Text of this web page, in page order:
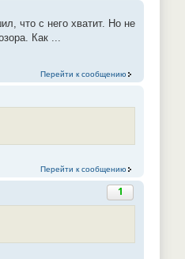
что с него хватит. Но не
Как ...
Перейти к сообщению
Перейти к сообщению
1